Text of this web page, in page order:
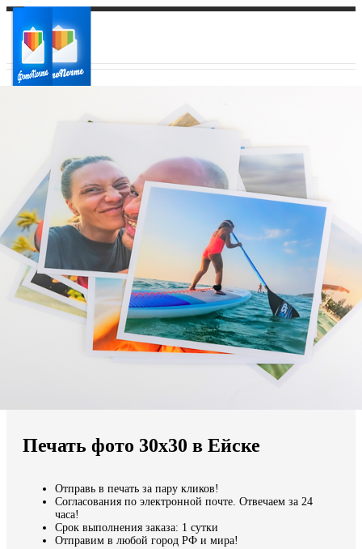
Ваш регион доставки
Выберите из списка:
Мы доставляем по всему миру
Продолжить без города
Печать фото 30х30 в Ейске
Отправь в печать за пару кликов!
Согласования по электронной почте. Отвечаем за 24
часа!
Срок выполнения заказа: 1 сутки
Отправим в любой город РФ и мира!